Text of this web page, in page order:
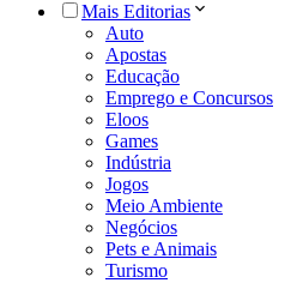
Mais Editorias
Auto
Apostas
Educação
Emprego e Concursos
Eloos
Games
Indústria
Jogos
Meio Ambiente
Negócios
Pets e Animais
Turismo